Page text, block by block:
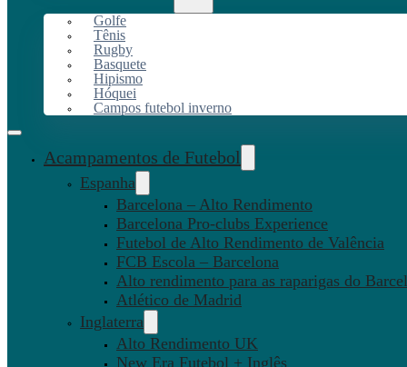
Golfe
Tênis
Rugby
Basquete
Hipismo
Hóquei
Campos futebol inverno
Acampamentos de Futebol
Espanha
Barcelona – Alto Rendimento
Barcelona Pro-clubs Experience
Futebol de Alto Rendimento de Valência
FCB Escola – Barcelona
Alto rendimento para as raparigas do
Atlético de Madrid
Inglaterra
Alto Rendimento UK
New Era Futebol + Inglês